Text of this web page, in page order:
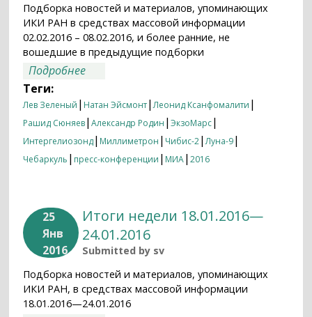
Подборка новостей и материалов, упоминающих
ИКИ РАН в средствах массовой информации
02.02.2016 – 08.02.2016, и более ранние, не
вошедшие в предыдущие подборки
Подробнее
Теги:
Лев Зеленый | Натан Эйсмонт|Леонид Ксанфомалити |
Рашид Сюняев|Александр Родин |ЭкзоМарс|
Интергелиозонд| Миллиметрон | Чибис-2|Луна-9|
Чебаркуль | пресс-конференции | МИА|2016
25
Янв
2016
Итоги недели 18.01.2016—
24.01.2016
Submitted by sv
Подборка новостей и материалов, упоминающих
ИКИ РАН, в средствах массовой информации
18.01.2016—24.01.2016